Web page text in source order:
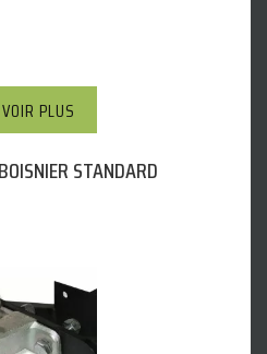
VOIR PLUS
STANDARD